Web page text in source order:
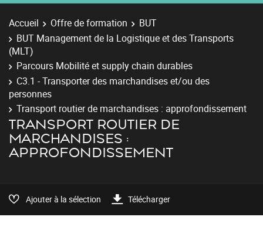
Accueil Offre de formation
BUT
BUT Management de la Logistique et des Transports
(MLT)
Parcours Mobilité et supply chain durables
C3.1 - Transporter des marchandises et/ou des
personnes
Transport routier de marchandises : approfondissement
TRANSPORT ROUTIER DE
MARCHANDISES :
APPROFONDISSEMENT
Ajouter à la sélection Télécharger